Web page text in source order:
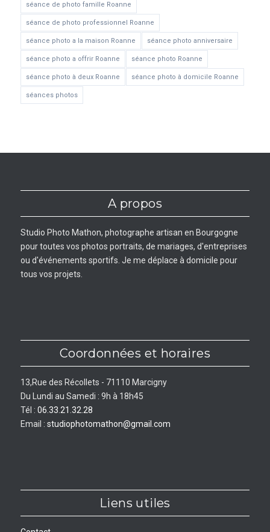
séance de photo famille Roanne
séance de photo professionnel Roanne
séance photo a la maison Roanne séance photo anniversaire
séance photo a offrir Roanne séance photo Roanne
séance photo à deux Roanne séance photo à domicile Roanne
séances photos
A propos
Studio Photo Mathon, photographe artisan en Bourgogne
pour toutes vos photos portraits, de mariages, d'entreprises
ou d'événements sportifs. Je me déplace à domicile pour
tous vos projets.
Coordonnées et horaires
13,Rue des Récollets - 71110 Marcigny
Du Lundi au Samedi : 9h à 18h45
Tél : 06.33.21.32.28
Email : studiophotomathon@gmail.com
Liens utiles